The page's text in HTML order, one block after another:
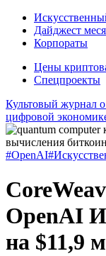
Дайджест
Корпораты
Цены
Спецпроекты
Культовый журнал
цифровой
#OpenAI
OpenAI
на $11,9